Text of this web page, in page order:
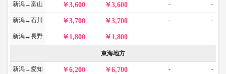
新潟→富山 3,600 3,600 - -
新潟→石川 3,700 3,700 - -
新潟→長野 1,800 1,800 - -
東海地方
新潟→愛知 6,200 6,700 - -